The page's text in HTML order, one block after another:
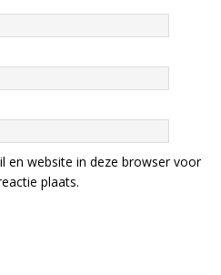
en website in deze browser voor
plaats.